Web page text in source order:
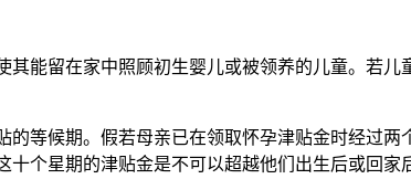
能留在家中照顾初生婴儿或被领养的儿童。若
等候期。假若母亲已在领取怀孕津贴金时经过
个星期的津贴金是不可以超越他们出生后或回家